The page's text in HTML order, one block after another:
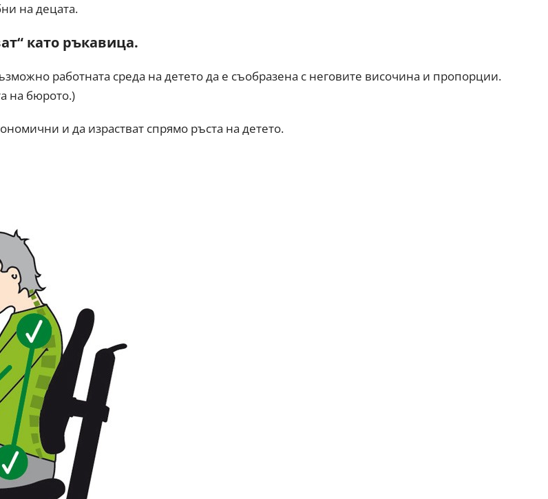
на децата.
като ръкавица.
работната среда на детето да е съобразена с неговите височина и пропорции.
на бюрото.)
и да израстват спрямо ръста на детето.